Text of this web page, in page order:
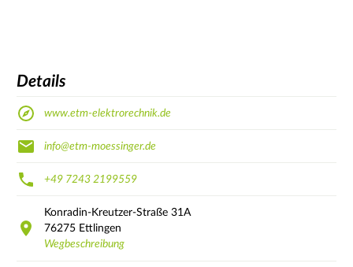
Details
www.etm-elektrorechnik.de
info@etm-moessinger.de
+49 7243 2199559
Konradin-Kreutzer-Straße 31A
76275 Ettlingen
Wegbeschreibung